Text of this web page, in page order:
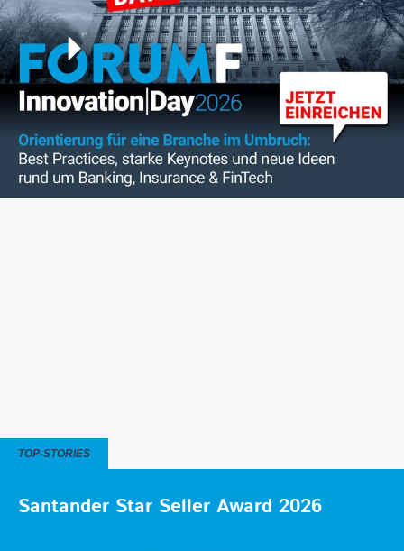
TOP-STORIES
Santander Star Seller Award 2026